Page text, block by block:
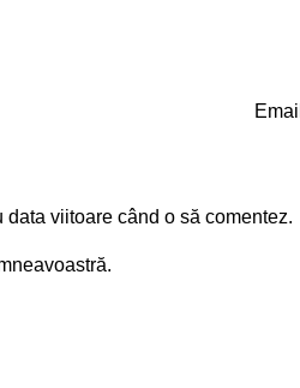
Email
viitoare când o să comentez.